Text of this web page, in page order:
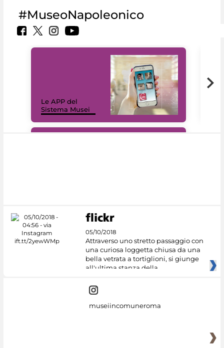
#MuseoNapoleonico
Le APP del
Sistema Musei
05/10/2018
Attraverso uno stretto passaggio con
una curiosa loggetta chiusa da una
bella vetrata a tortiglioni, si giunge
all'ultima stanza della
museiincomuneroma